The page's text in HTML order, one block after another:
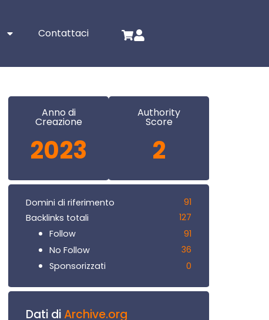
Contattaci
Anno di
Creazione
2023
Authority
Score
2
Domini di riferimento
91
Backlinks totali
127
Follow
91
No Follow
36
Sponsorizzati
0
Dati diArchive.org